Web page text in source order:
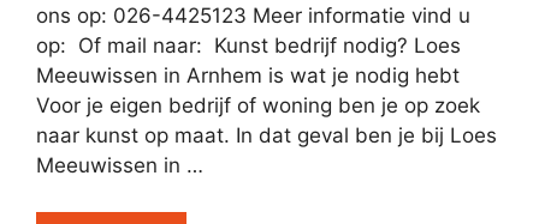
ons op: 026-4425123 Meer informatie vind u
op: Of mail naar: Kunst bedrijf nodig? Loes
Meeuwissen in Arnhem is wat je nodig hebt
Voor je eigen bedrijf of woning ben je op zoek
naar kunst op maat. In dat geval ben je bij Loes
Meeuwissen in …